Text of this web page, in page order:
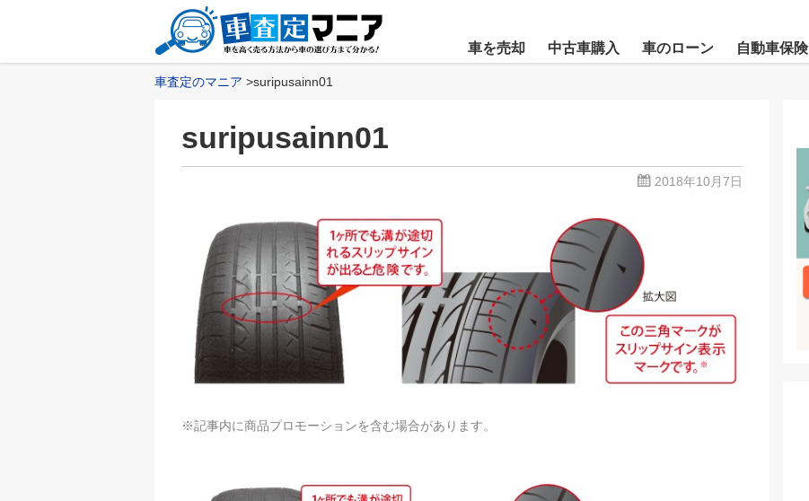
車を売却 中古車購入 車のローン 自動車保険
車査定のマニア suripusainn01
suripusainn01
2018年10月7日
※記事内に商品プロモーションを含む場合があります。